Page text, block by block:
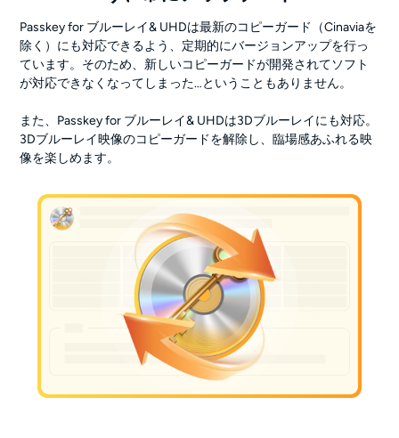
Passkey for ブルーレイ& UHDは最新のコピーガード（Cinaviaを
除く）にも対応できるよう、定期的にバージョンアップを行っ
ています。そのため、新しいコピーガードが開発されてソフト
が対応できなくなってしまった…ということもありません。
また、Passkey for ブルーレイ& UHDは3Dブルーレイにも対応。
3Dブルーレイ映像のコピーガードを解除し、臨場感あふれる映
像を楽しめます。